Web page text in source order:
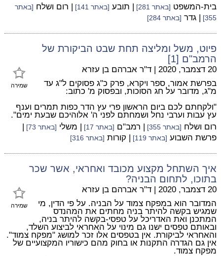
בית-המשפט [באתר 281] | תובע [באתר 141] | רום ושלח [באתר
355]
| גדר [באתר 284]
פיוט, משל ומליצה תחת שבט הביקורת של
הרמב"ם [1]
שמירה
20 דצמבר, 2020 | ד"ר אברהם בן עזרא
בפרשת אמור, ספר ויקרא, פרק כ"ג פסוקים ל"ג עד
מ"ג, מדובר על חג הסוכות, ובפסוק מ' כתוב:
"ולקחתם לכם ביום הראשון פרי עץ הדר כפות תמרים וענף
עץ עבות וערבי נחל ושמחתם לפני ה' אלוהיכם שבעת ימים".
רום ושלח [באתר 355] | רמב"ם [באתר 17] | משלי [באתר 73]
|
פרשת השבוע [באתר 119] | קורות [באתר 316]
איך השתחל מקצוע מכובד ואחראי, אשר שכר
בתוכו, לתחום הבניה?
שמירה
20 דצמבר, 2020 | ד"ר אברהם בן עזרא
המדובר הוא במפקח צמוד על הבניה. על פי הדין, מי
שמגיש בקשה להיתר בניה מחתים את המהנדס
המתכנן ואת האדריכל על טפסי-בקשה להיתר בניה,
ובאותם טפסים ישנו גם מינוי על האחראי לביצוע השלד,
והאחראי לביקורת. אין בטפסים אלו זכר למושג "מפקח צמוד".
אין גם הגדרה התקנות או בחוק מהם כישוריו המקצועיים של
מפקח צמוד.